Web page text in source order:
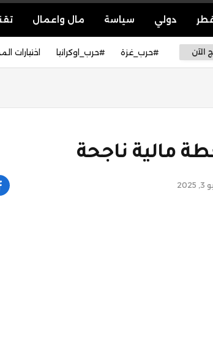
دولي سياسة مال واعمال
الآن #حرب_غزة #حرب_اوكرانيا اختيارات